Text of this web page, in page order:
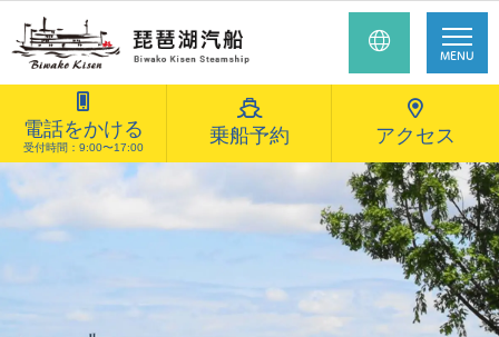
MENU
電話をかける
受付時間：9:00〜17:00
乗船予約 アクセス